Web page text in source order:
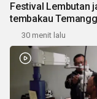
Festival Lembutan
tembakau
30 menit lalu